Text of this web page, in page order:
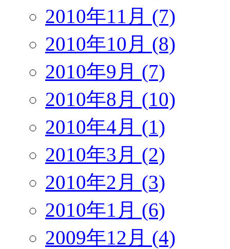
2010年11月 (7)
2010年10月 (8)
2010年9月 (7)
2010年8月 (10)
2010年4月 (1)
2010年3月 (2)
2010年2月 (3)
2010年1月 (6)
2009年12月 (4)